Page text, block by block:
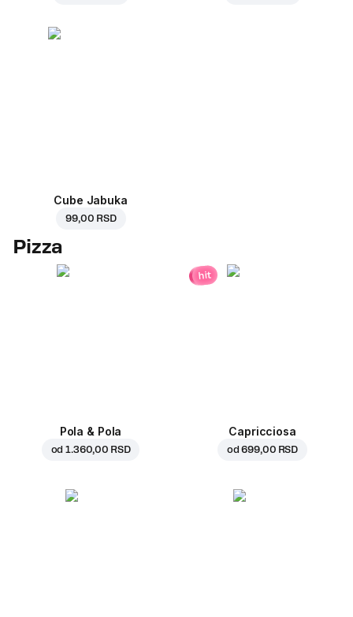
Cube Jabuka
99,00 RSD
Pizza
Pola & Pola
od1.360,00 RSD
hit
Capricciosa
od699,00 RSD